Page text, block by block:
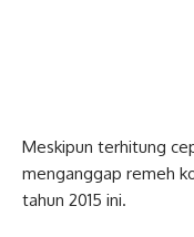
Meskipun terhitung
menganggap remeh
tahun 2015 ini.